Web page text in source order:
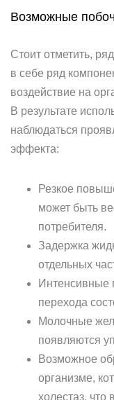
Возможные
Стоит отметить,
в себе ряд
воздействие на
В результате
наблюдаться
эффекта:
Резкое
может быть
потребителя.
Задержка
отдельных
Интенсивные
перехода
Молочные
появляются
Возможное
организме,
холестаз,